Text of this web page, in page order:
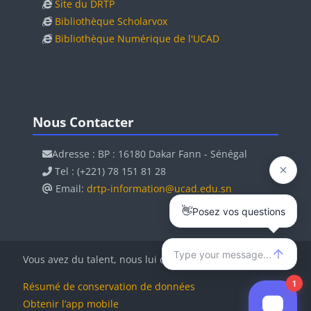
Site du DRTP
Bibliothèque Scholarvox
Bibliothèque Numérique de l'UCAD
Blocs
Nous Contacter
Adresse : BP : 16180 Dakar Fann - Sénégal
Tel : (+221) 78 151 81 28
Email: drtp-information@ucad.edu.sn
Vous avez du talent, nous lui donnons de la valeur !
Résumé de conservation de données
Obtenir l’app mobile